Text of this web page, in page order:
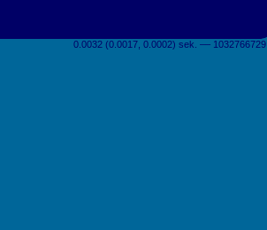
0.0032 (0.0017, 0.0002) sek. –– 1032766729